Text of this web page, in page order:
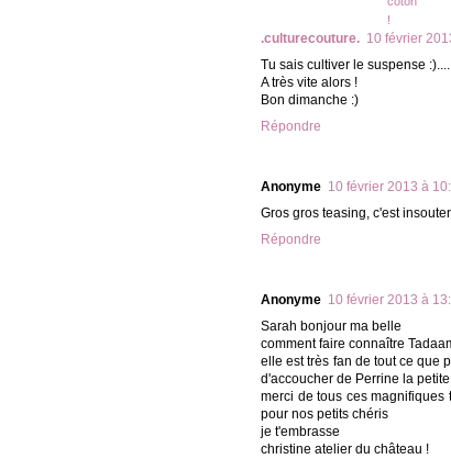
.culturecouture. 10 février
Tu sais cultiver le suspense
A très vite alors !
Bon dimanche :)
Répondre
Anonyme 10 février 2013 à
Gros gros teasing, c'est
Répondre
Anonyme 10 février 2013 à
Sarah bonjour ma belle
comment faire connaître
elle est très fan de tout ce que
d'accoucher de Perrine la
merci de tous ces
pour nos petits chéris
je t'embrasse
christine atelier du château !